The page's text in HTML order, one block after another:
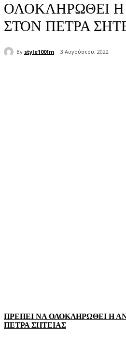
ΟΛΟΚΛΗΡΩΘΕΙ
ΣΤΟΝ ΠΕΤΡΑ
By style100fm 3 Αυγούστου, 2022
ΠΡΕΠΕΙ ΝΑ ΟΛΟΚΛΗΡΩΘΕΙ Η
ΠΕΤΡΑ ΣΗΤΕΙΑΣ